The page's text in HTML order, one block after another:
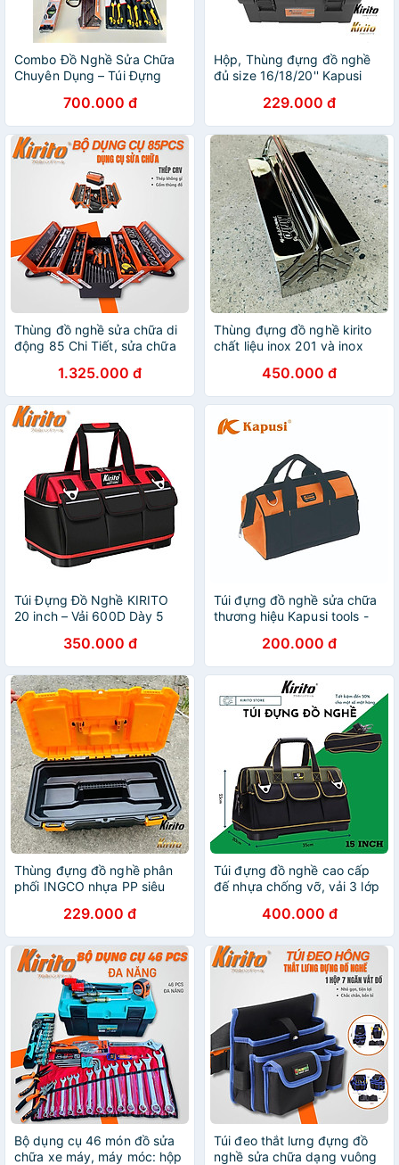
Combo Đồ Nghề Sửa Chữa
Chuyên Dụng – Túi Đựng
Giác + Thước Đo – Hỗ Trợ
Thợ
700.000 đ
Hộp, Thùng đựng đồ nghề
đủ size 16/18/20'' Kapusi
đa năng cầm tay
229.000 đ
Thùng đồ nghề sửa chữa di
động 85 Chi Tiết, sửa chữa
có hộp đựng đồ
1.325.000 đ
Thùng đựng đồ nghề kirito
chất liệu inox 201 và inox
thước khác nhau
450.000 đ
Túi Đựng Đồ Nghề KIRITO
20 inch – Vải 600D Dày 5
Thấm, Nhiều Ngăn màu đỏ
350.000 đ
Túi đựng đồ nghề sửa chữa
thương hiệu Kapusi tools -
200.000 đ
Thùng đựng đồ nghề phân
phối INGCO nhựa PP siêu
229.000 đ
Túi đựng đồ nghề cao cấp
đế nhựa chống vỡ, vải 3 lớp
400.000 đ
Bộ dụng cụ 46 món đồ sửa
chữa xe máy, máy móc: hộp
Túi đeo thắt lưng đựng đồ
nghề sửa chữa dạng vuông